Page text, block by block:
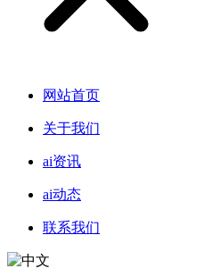
网站首页
关于我们
ai资讯
ai动态
联系我们